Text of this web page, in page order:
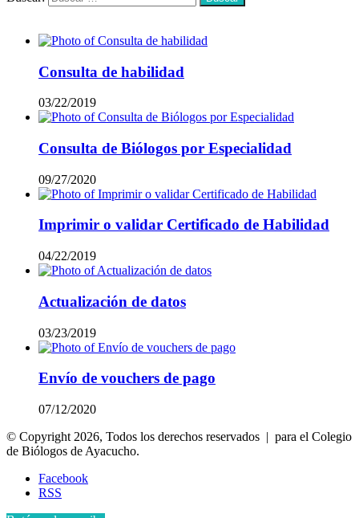
Consulta de habilidad
03/22/2019
Consulta de Biólogos por Especialidad
09/27/2020
Imprimir o validar Certificado de Habilidad
04/22/2019
Actualización de datos
03/23/2019
Envío de vouchers de pago
07/12/2020
© Copyright 2026, Todos los derechos reservados | para el Colegio
de Biólogos de Ayacucho.
Facebook
RSS